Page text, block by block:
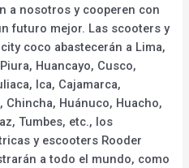
a nosotros y cooperen con
futuro mejor. Las scooters y
coco abastecerán a Lima,
Huancayo, Cusco,
Ica, Cajamarca,
Chincha, Huánuco, Huacho,
Tumbes, etc., los
y escooters Rooder
a todo el mundo, como